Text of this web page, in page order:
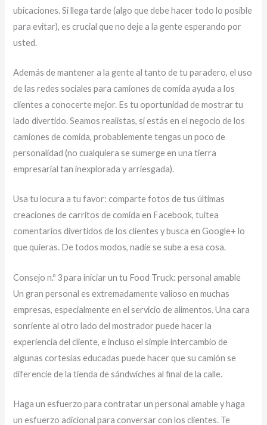
ubicaciones. Si llega tarde (algo que debe hacer todo lo posible
para evitar), es crucial que no deje a la gente esperando por
usted.
Además de mantener a la gente al tanto de tu paradero, el uso
de las redes sociales para camiones de comida ayuda a los
clientes a conocerte mejor. Es tu oportunidad de mostrar tu
lado divertido. Seamos realistas, si estás en el negocio de los
camiones de comida, probablemente tengas un poco de
personalidad (no cualquiera se sumerge en una tierra
empresarial tan inexplorada y arriesgada).
Usa tu locura a tu favor: comparte fotos de tus últimas
creaciones de carritos de comida en Facebook, tuitea
comentarios divertidos de los clientes y busca en Google+ lo
que quieras. De todos modos, nadie se sube a esa cosa.
Consejo n.º 3 para iniciar un tu Food Truck: personal amable
Un gran personal es extremadamente valioso en muchas
empresas, especialmente en el servicio de alimentos. Una cara
sonriente al otro lado del mostrador puede hacer la
experiencia del cliente, e incluso el simple intercambio de
algunas cortesías educadas puede hacer que su camión se
diferencie de la tienda de sándwiches al final de la calle.
Haga un esfuerzo para contratar un personal amable y haga
un esfuerzo adicional para conversar con los clientes. Te